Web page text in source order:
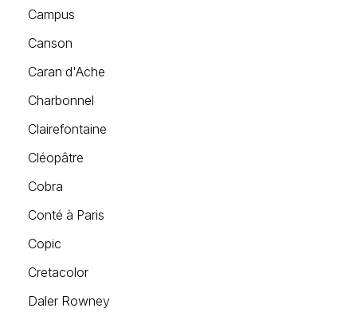
Campus
Canson
Caran d'Ache
Charbonnel
Clairefontaine
Cléopâtre
Cobra
Conté à Paris
Copic
Cretacolor
Daler Rowney